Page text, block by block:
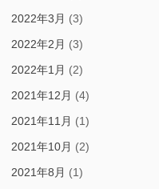
2022年3月 (3)
2022年2月 (3)
2022年1月 (2)
2021年12月 (4)
2021年11月 (1)
2021年10月 (2)
2021年8月 (1)